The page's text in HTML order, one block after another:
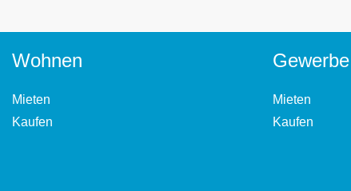
Wohnen
Mieten
Kaufen
Gewerbe
Mieten
Kaufen